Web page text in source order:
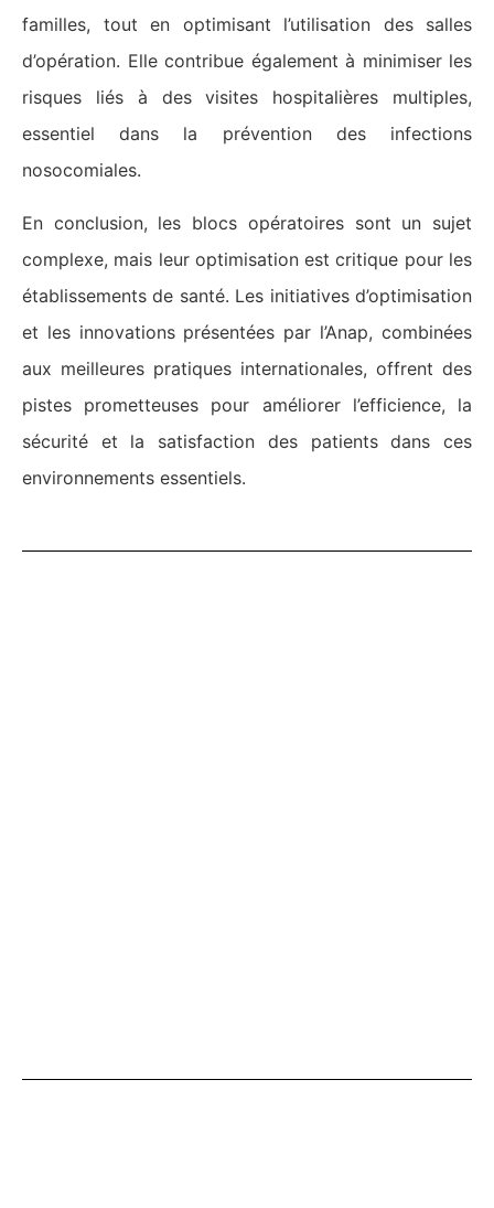
familles, tout en optimisant l’utilisation des salles
d’opération. Elle contribue également à minimiser les
risques liés à des visites hospitalières multiples,
essentiel dans la prévention des infections
nosocomiales.
En conclusion, les blocs opératoires sont un sujet
complexe, mais leur optimisation est critique pour les
établissements de santé. Les initiatives d’optimisation
et les innovations présentées par l’Anap, combinées
aux meilleures pratiques internationales, offrent des
pistes prometteuses pour améliorer l’efficience, la
sécurité et la satisfaction des patients dans ces
environnements essentiels.